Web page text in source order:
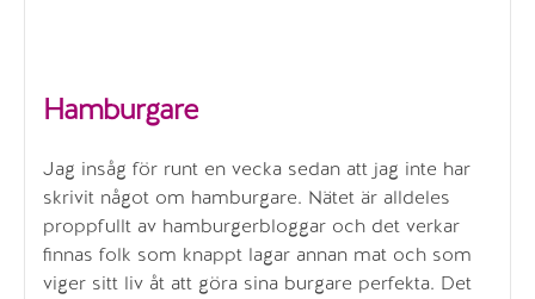
Hamburgare
Jag insåg för runt en vecka sedan att jag inte har
skrivit något om hamburgare. Nätet är alldeles
proppfullt av hamburgerbloggar och det verkar
finnas folk som knappt lagar annan mat och som
viger sitt liv åt att göra sina burgare perfekta. Det